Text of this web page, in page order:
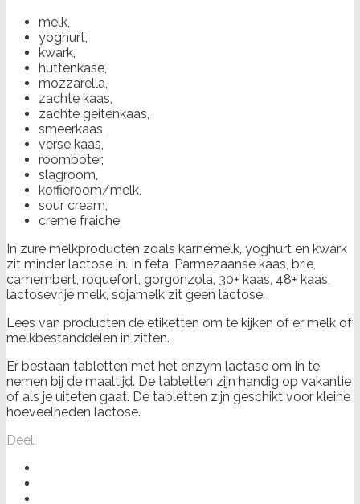
melk,
yoghurt,
kwark,
huttenkase,
mozzarella,
zachte kaas,
zachte geitenkaas,
smeerkaas,
verse kaas,
roomboter,
slagroom,
koffieroom/melk,
sour cream,
creme fraiche
In zure melkproducten zoals karnemelk, yoghurt en kwark
zit minder lactose in. In feta, Parmezaanse kaas, brie,
camembert, roquefort, gorgonzola, 30+ kaas, 48+ kaas,
lactosevrije melk, sojamelk zit geen lactose.
Lees van producten de etiketten om te kijken of er melk of
melkbestanddelen in zitten.
Er bestaan tabletten met het enzym lactase om in te
nemen bij de maaltijd. De tabletten zijn handig op vakantie
of als je uiteten gaat. De tabletten zijn geschikt voor kleine
hoeveelheden lactose.
Deel: